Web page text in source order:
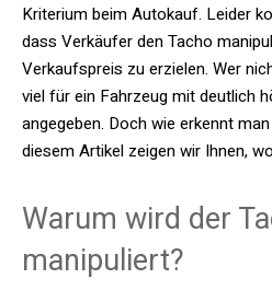
Kriterium beim Autokauf. Leider
dass Verkäufer den Tacho
Verkaufspreis zu erzielen. Wer
viel für ein Fahrzeug mit deutlich
angegeben. Doch wie erkennt
diesem Artikel zeigen wir Ihnen,
Warum wird der
manipuliert?